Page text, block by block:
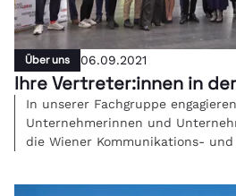
Lehrlingsinitiative
News
Über uns 06.09.2021
Ihre Vertreter:innen in
In unserer Fachgruppe
Unternehmerinnen und
die Wiener Kommunikations-